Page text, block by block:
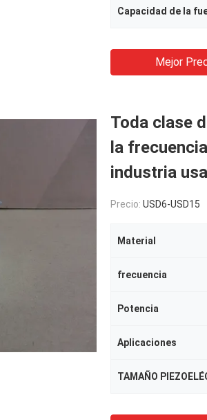
Capacidad de la
Mejor
Toda clase
la
industria
Precio: USD6-USD15
Material
frecuencia
Potencia
Aplicaciones
TAMAÑO